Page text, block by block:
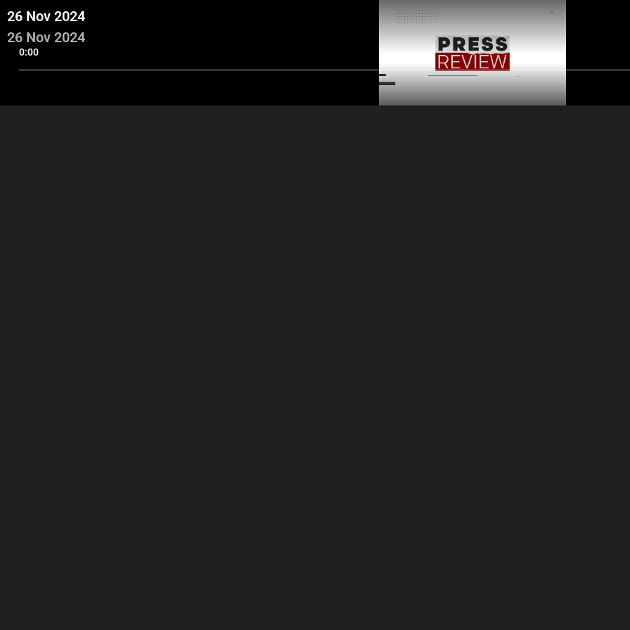
0:00
26 Nov 2024
26 Nov 2024